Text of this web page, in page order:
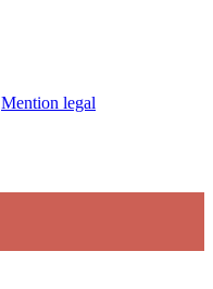
Mention legal